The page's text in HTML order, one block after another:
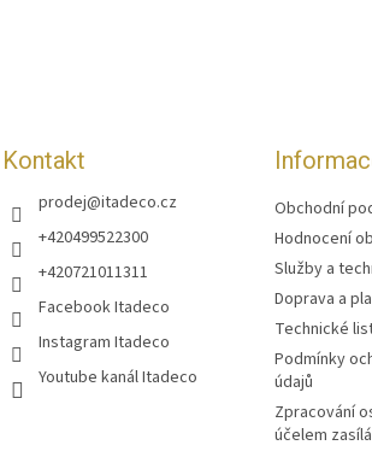
Kontakt
prodej@itadeco.cz
+420499522300
+420721011311
Facebook Itadeco
Instagram Itadeco
Youtube kanál Itadeco
Obchodní
Hodnocení
Služby a
Doprava a
Technické
Podmínky
údajů
Zpracování
účelem